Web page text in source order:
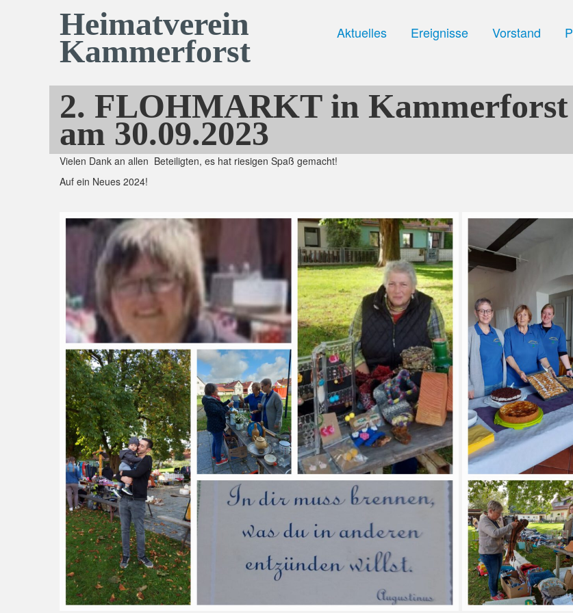
Heimatverein
Kammerforst
Aktuelles Ereignisse Vorstand
2. FLOHMARKT in Kammerforst
am 30.09.2023
Vielen Dank an allen Beteiligten, es hat riesigen Spaß gemacht!
Auf ein Neues 2024!